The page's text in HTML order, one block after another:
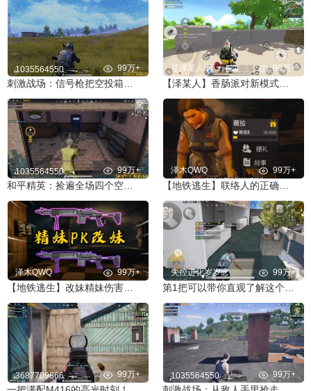
1035564550 99万+
刺激战场：信号枪把空投箱打上天？竟掉下来两把AWM！
是泽某人啊 99万+
【泽某人】香肠派对新模式：原味生存战
1035564550 99万+ 泽木QWQ 99万+
泽木QWQ 99万+ 失控进化岁岁念 99万+
3687709866 99万+ 1035564550 99万+